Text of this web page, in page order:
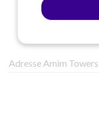
Adresse Amim